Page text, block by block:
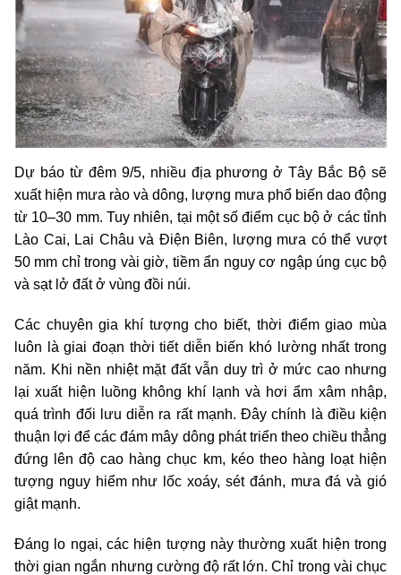
Dự báo từ đêm 9/5, nhiều địa phương ở Tây Bắc Bộ sẽ
xuất hiện mưa rào và dông, lượng mưa phổ biến dao động
từ 10–30 mm. Tuy nhiên, tại một số điểm cục bộ ở các tỉnh
Lào Cai, Lai Châu và Điện Biên, lượng mưa có thể vượt
50 mm chỉ trong vài giờ, tiềm ẩn nguy cơ ngập úng cục bộ
và sạt lở đất ở vùng đồi núi.
Các chuyên gia khí tượng cho biết, thời điểm giao mùa
luôn là giai đoạn thời tiết diễn biến khó lường nhất trong
năm. Khi nền nhiệt mặt đất vẫn duy trì ở mức cao nhưng
lại xuất hiện luồng không khí lạnh và hơi ẩm xâm nhập,
quá trình đối lưu diễn ra rất mạnh. Đây chính là điều kiện
thuận lợi để các đám mây dông phát triển theo chiều thẳng
đứng lên độ cao hàng chục km, kéo theo hàng loạt hiện
tượng nguy hiểm như lốc xoáy, sét đánh, mưa đá và gió
giật mạnh.
Đáng lo ngại, các hiện tượng này thường xuất hiện trong
thời gian ngắn nhưng cường độ rất lớn. Chỉ trong vài chục